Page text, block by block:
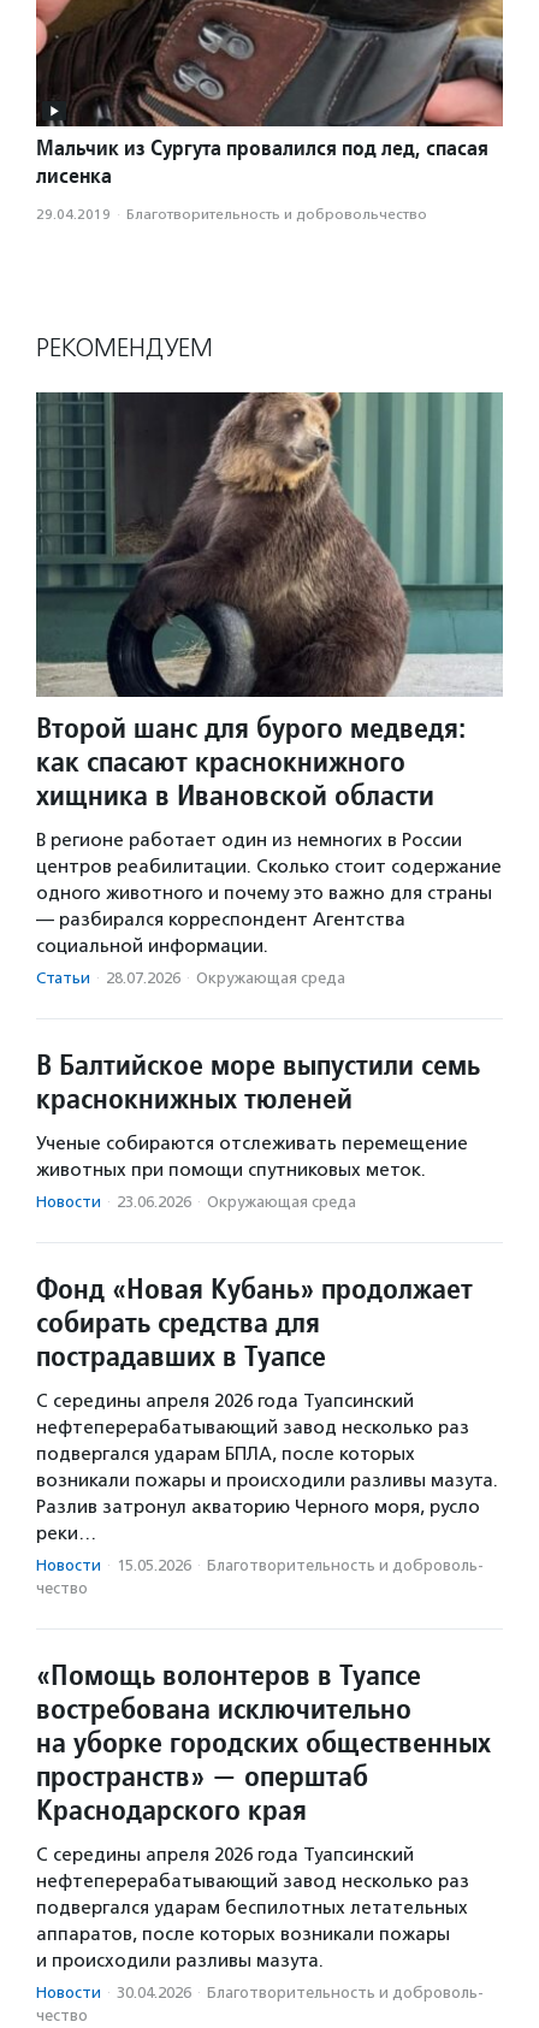
Мальчик из Сургута провалился под лед, спасая
лисенка
29.04.2019 · Благотвори­тель­ность и доброволь­чест­во
РЕКОМЕНДУЕМ
Второй шанс для бурого медведя:
как спасают краснокнижного
хищника в Ивановской области
В регионе работает один из немногих в России
центров реабилитации. Сколько стоит содержание
одного животного и почему это важно для страны
— разбирался корреспондент Агентства
социальной информации.
Статьи · 28.07.2026 · Окружающая среда
В Балтийское море выпустили семь
краснокнижных тюленей
Ученые собираются отслеживать перемещение
животных при помощи спутниковых меток.
Новости · 23.06.2026 · Окружающая среда
Фонд «Новая Кубань» продолжает
собирать средства для
пострадавших в Туапсе
С середины апреля 2026 года Туапсинский
нефтеперерабатывающий завод несколько раз
подвергался ударам БПЛА, после которых
возникали пожары и происходили разливы мазута.
Разлив затронул акваторию Черного моря, русло
реки…
Новости · 15.05.2026 · Благотвори­тель­ность и доброволь­
чест­во
«Помощь волонтеров в Туапсе
востребована исключительно
на уборке городских общественных
пространств» — оперштаб
Краснодарского края
С середины апреля 2026 года Туапсинский
нефтеперерабатывающий завод несколько раз
подвергался ударам беспилотных летательных
аппаратов, после которых возникали пожары
и происходили разливы мазута.
Новости · 30.04.2026 · Благотвори­тель­ность и доброволь­
чест­во